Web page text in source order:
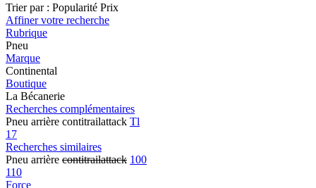
Trier par : Popularité Prix
Affiner votre recherche
Rubrique
Pneu
Marque
Continental
Boutique
La Bécanerie
Recherches complémentaires
Pneu arrière contitrailattack Tl
17
Recherches similaires
Pneu arrière contitrailattack 100
110
Force